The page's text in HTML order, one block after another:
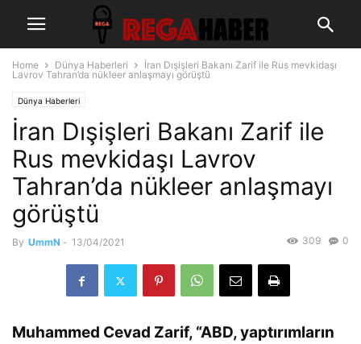
Home Dünya Haberleri
İran Dışişleri Bakanı Zarif ile Rus mevkidaşı
Lavrov Tahran’da nükleer anlaşmayı görüştü
Dünya Haberleri
İran Dışişleri Bakanı Zarif ile
Rus mevkidaşı Lavrov
Tahran’da nükleer anlaşmayı
görüştü
By UmmN - 13/04/2021 0
309
Muhammed Cevad Zarif, “ABD, yaptırımların